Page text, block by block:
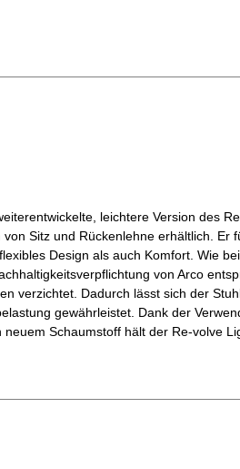
leichtere Version des
Sitz und Rückenlehne erhältlich. Er
Design als auch Komfort. Wie
von Arco
verzichtet. Dadurch lässt sich der
gewährleistet. Dank der
Schaumstoff hält der Re-volve